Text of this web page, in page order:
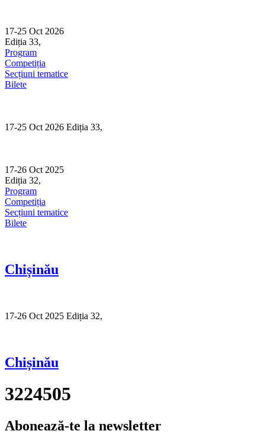
content
17-25 Oct 2026
Ediția 33,
Program
Competiția
Secțiuni tematice
Bilete
17-25 Oct 2026 Ediția 33,
17-26 Oct 2025
Ediția 32,
Program
Competiția
Secțiuni tematice
Bilete
Chișinău
17-26 Oct 2025 Ediția 32,
Chișinău
3224505
Abonează-te la newsletter